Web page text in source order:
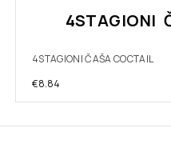
4STAGIONI
4STAGIONI ČAŠA COCTAIL
€8.84